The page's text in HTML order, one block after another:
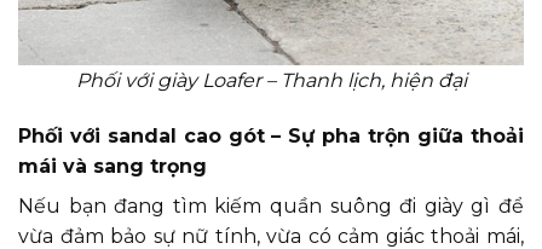
Phối với giày Loafer – Thanh lịch, hiện đại
Phối với sandal cao gót – Sự pha trộn giữa thoải
mái và sang trọng
Nếu bạn đang tìm kiếm quần suông đi giày gì để
vừa đảm bảo sự nữ tính, vừa có cảm giác thoải mái,